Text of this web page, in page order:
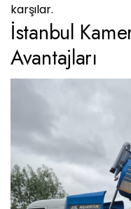
karşılar.
İstanbul
Avantajları